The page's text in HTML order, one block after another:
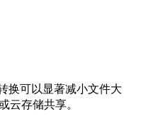
可以显著减小文件大
云存储共享。